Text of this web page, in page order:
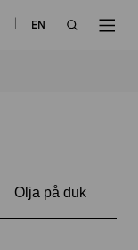
EN
Olja på duk